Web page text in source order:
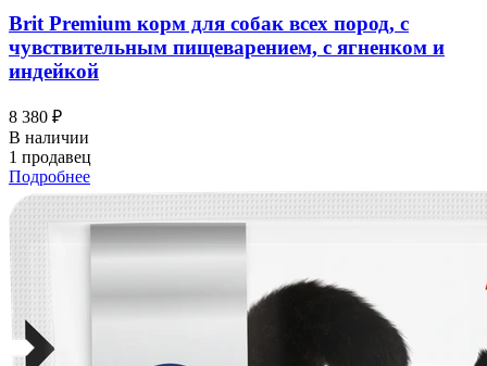
Brit Premium корм для собак всех пород, с
чувствительным пищеварением, с ягненком и
индейкой
8 380 ₽
В наличии
1 продавец
Подробнее